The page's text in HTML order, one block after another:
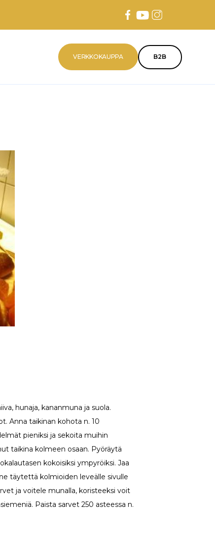
VERKKOKAUPPA B2B
hunaja, kananmuna ja suola.
Anna taikinan kohota n. 10
pieniksi ja sekoita muihin
taikina kolmeen osaan. Pyöräytä
kokoisiksi ympyröiksi. Jaa
täytettä kolmioiden leveälle sivulle
ja voitele munalla, koristeeksi voit
Paista sarvet 250 asteessa n.